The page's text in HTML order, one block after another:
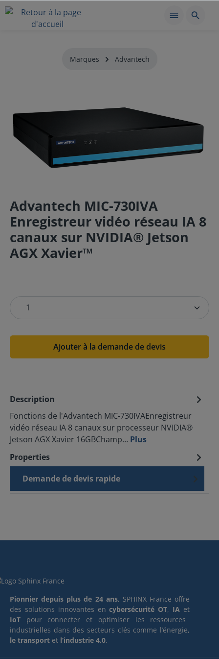
Marques Advantech
Advantech MIC-730IVA
Enregistreur vidéo réseau IA 8
canaux sur NVIDIA® Jetson
AGX Xavier™
Ajouter à la demande de devis
Description
Fonctions de l'Advantech MIC-730IVAEnregistreur
vidéo réseau IA 8 canaux sur processeur NVIDIA®
Jetson AGX Xavier 16GBChamp… Plus
Properties
Demande de devis rapide
Pionnier depuis plus de 24 ans, SPHINX France offre
des solutions innovantes encybersécurité OT, IA et
IoT pour connecter et optimiser les ressources
industrielles dans des secteurs clés comme l’énergie,
le transport et l’industrie 4.0.